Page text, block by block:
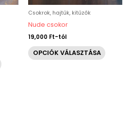
a
termékoldalon
választhatók
Csokrok, hajtűk, kitűzők
Nude csokor
19,000 Ft-tól
OPCIÓK VÁLASZTÁSA
a